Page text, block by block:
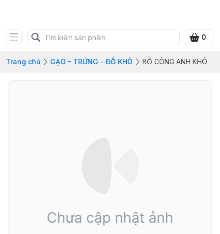
0
Trang chủ GẠO - TRỨNG - ĐỒ KHÔ BỒ CÔNG ANH KHÔ